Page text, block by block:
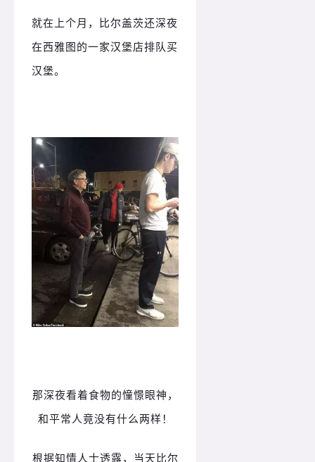
就在上个月，比尔盖茨还深夜
在西雅图的一家汉堡店排队买
汉堡。
那深夜看着食物的憧憬眼神，
和平常人竟没有什么两样！
根据知情人士透露，当天比尔